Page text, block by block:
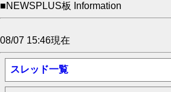
■NEWSPLUS板 Information
08/07 15:46現在
スレッド一覧